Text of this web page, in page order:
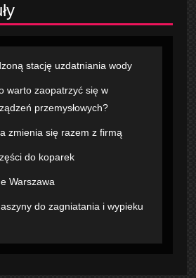
stację uzdatniania wody
warto zaopatrzyć się w
przemysłowych?
zmienia się razem z firmą
do koparek
Warszawa
do zagniatania i wypieku